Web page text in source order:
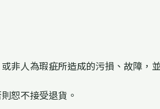
非人為瑕疵所造成的污損、故障，
恕不接受退貨。